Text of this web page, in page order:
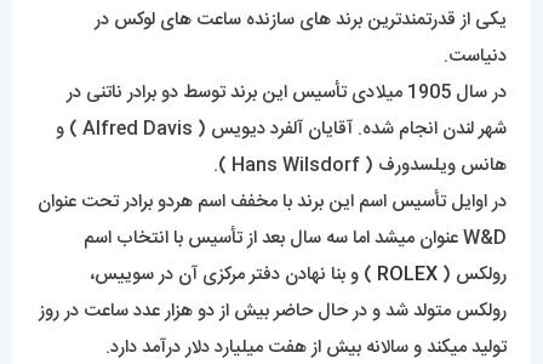
یکی از قدرتمندترین برند های سازنده ساعت های لوکس در
دنیاست.
در سال 1905 میلادی تأسیس این برند توسط دو برادر ناتنی در
شهر لندن انجام شده. آقایان آلفرد دیویس ( Alfred Davis ) و
هانس ویلسدورف ( Hans Wilsdorf ).
در اوایل تأسیس اسم این برند با مخفف اسم هردو برادر تحت عنوان
W&D عنوان میشد اما سه سال بعد از تأسیس با انتخاب اسم
رولکس ( ROLEX ) و بنا نهادن دفتر مرکزی آن در سوییس،
رولکس متولد شد و در حال حاضر بیش از دو هزار عدد ساعت در روز
تولید میکند و سالانه بیش از هفت میلیارد دلار درآمد دارد.